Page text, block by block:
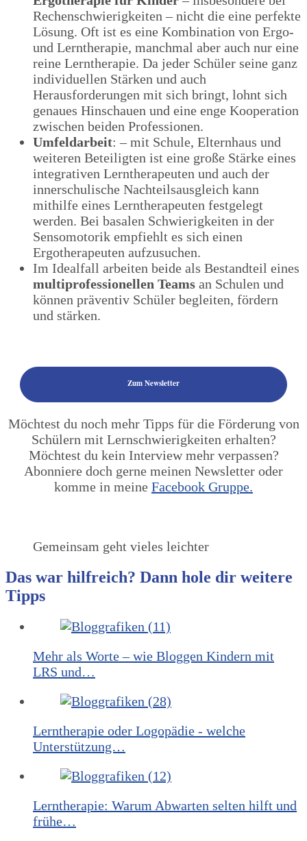
Rechenschwierigkeiten – nicht die eine perfekte
Lösung. Oft ist es eine Kombination von Ergo-
und Lerntherapie, manchmal aber auch nur eine
reine Lerntherapie. Da jeder Schüler seine ganz
individuellen Stärken und auch
Herausforderungen mit sich bringt, lohnt sich
genaues Hinschauen und eine enge Kooperation
zwischen beiden Professionen.
Umfeldarbeit: – mit Schule, Elternhaus und
weiteren Beteiligten ist eine große Stärke eines
integrativen Lerntherapeuten und auch der
innerschulische Nachteilsausgleich kann
mithilfe eines Lerntherapeuten festgelegt
werden. Bei basalen Schwierigkeiten in der
Sensomotorik empfiehlt es sich einen
Ergotherapeuten aufzusuchen.
Im Idealfall arbeiten beide als Bestandteil eines
multiprofessionellen Teams an Schulen und
können präventiv Schüler begleiten, fördern
und stärken.
Zum Newsletter
Möchtest du noch mehr Tipps für die Förderung von
Schülern mit Lernschwierigkeiten erhalten?
Möchtest du kein Interview mehr verpassen?
Abonniere doch gerne meinen Newsletter oder
komme in meine Facebook Gruppe.
Gemeinsam geht vieles leichter
Das war hilfreich? Dann hole dir weitere
Tipps
Mehr als Worte – wie Bloggen Kindern mit
LRS und…
Lerntherapie oder Logopädie - welche
Unterstützung…
Lerntherapie: Warum Abwarten selten hilft und
frühe…